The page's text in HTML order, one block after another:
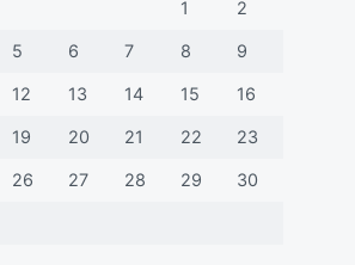
1 2
5 6 7 8 9
12 13 14 15 16
19 20 21 22 23
26 27 28 29 30